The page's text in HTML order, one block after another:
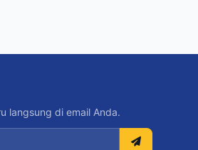
langsung di email Anda.